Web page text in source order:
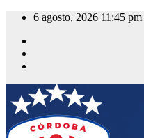
Saltar
contenido
6 agosto, 2026 11:45 pm